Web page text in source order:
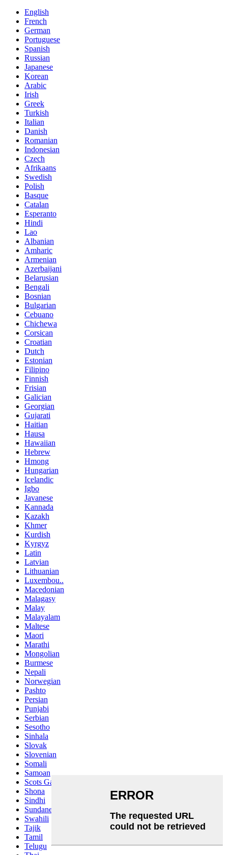
English
French
German
Portuguese
Spanish
Russian
Japanese
Korean
Arabic
Irish
Greek
Turkish
Italian
Danish
Romanian
Indonesian
Czech
Afrikaans
Swedish
Polish
Basque
Catalan
Esperanto
Hindi
Lao
Albanian
Amharic
Armenian
Azerbaijani
Belarusian
Bengali
Bosnian
Bulgarian
Cebuano
Chichewa
Corsican
Croatian
Dutch
Estonian
Filipino
Finnish
Frisian
Galician
Georgian
Gujarati
Haitian
Hausa
Hawaiian
Hebrew
Hmong
Hungarian
Icelandic
Igbo
Javanese
Kannada
Kazakh
Khmer
Kurdish
Kyrgyz
Latin
Latvian
Lithuanian
Luxembou..
Macedonian
Malagasy
Malay
Malayalam
Maltese
Maori
Marathi
Mongolian
Burmese
Nepali
Norwegian
Pashto
Persian
Punjabi
Serbian
Sesotho
Sinhala
Slovak
Slovenian
Somali
Samoan
Scots Gaelic
Shona
Sindhi
Sundanese
Swahili
Tajik
Tamil
Telugu